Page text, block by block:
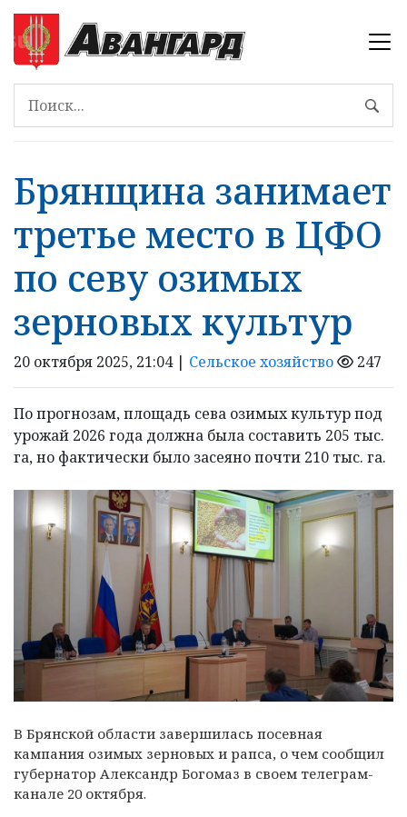
Брянщина занимает
третье место в ЦФО
по севу озимых
зерновых культур
20 октября 2025, 21:04 | Сельское хозяйство 247
По прогнозам, площадь сева озимых культур под
урожай 2026 года должна была составить 205 тыс.
га, но фактически было засеяно почти 210 тыс. га.
В Брянской области завершилась посевная
кампания озимых зерновых и рапса, о чем сообщил
губернатор Александр Богомаз в своем телеграм-
канале 20 октября.